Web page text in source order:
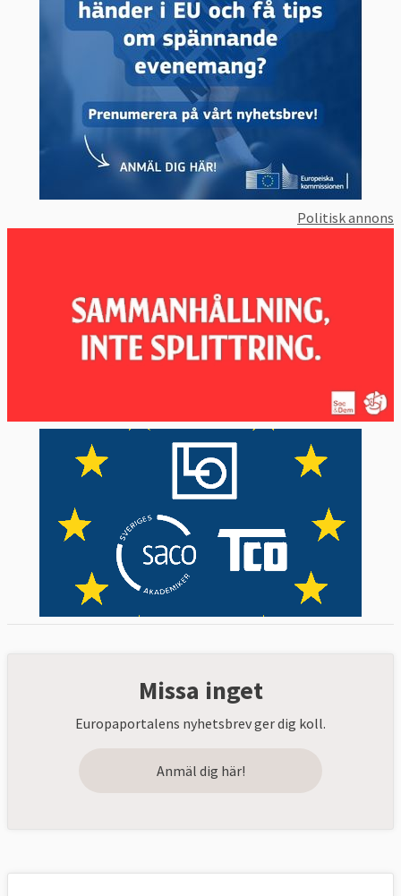
Politisk annons
Missa inget
Europaportalens nyhetsbrev ger dig koll.
Anmäl dig här!